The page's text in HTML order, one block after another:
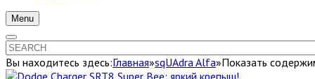
Menu
Вы находитесь здесь:Главная»sqUAdra Alfa»Показать